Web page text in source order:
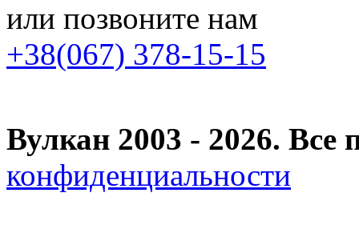
или позвоните нам
+38(067) 378-15-15
Вулкан 2003 - 2026.
конфиденциальности